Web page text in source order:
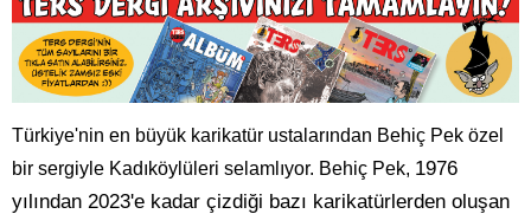
Türkiye'nin en büyük karikatür ustalarından Behiç Pek özel
bir sergiyle Kadıköylüleri selamlıyor. Behiç Pek, 1976
yılından 2023'e kadar çizdiği bazı karikatürlerden oluşan